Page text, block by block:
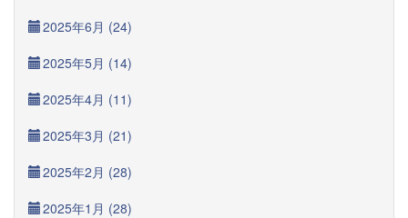
2025年6月 (24)
2025年5月 (14)
2025年4月 (11)
2025年3月 (21)
2025年2月 (28)
2025年1月 (28)